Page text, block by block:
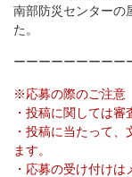
南部防災センターの
た。
ーーーーーーーーー
※応募の際のご注意
・投稿に関しては審
・投稿に当たって
ます。
・応募の受け付けは